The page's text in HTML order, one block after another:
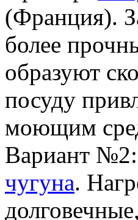
(Франция).
более
образуют
посуду
моющим
Вариант №2:
чугуна.